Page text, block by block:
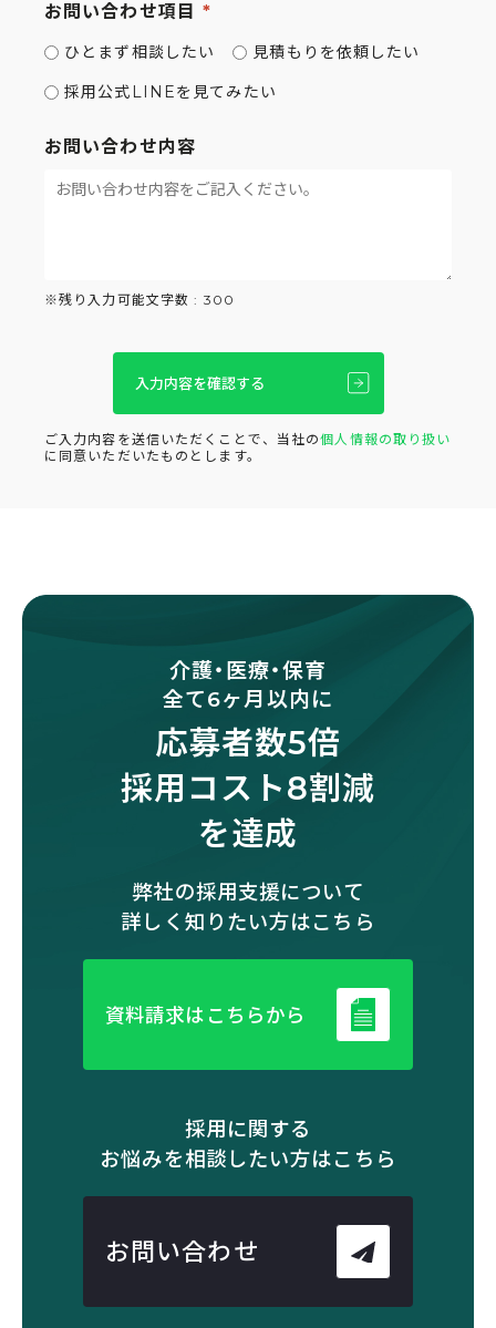
お問い合わせ項目
ひとまず相談したい
見積もりを依頼したい
採用公式LINEを見てみたい
お問い合わせ内容
※残り入力可能文字数 : 300
ご入力内容を送信いただくことで、当社の個人情報の取り扱い
に同意いただいたものとします。
介護・医療・保育
全て6ヶ月以内に
応募者数5倍
採用コスト8割減
を達成
弊社の採用支援について
詳しく知りたい方はこちら
資料請求はこちらから
採用に関する
お悩みを相談したい方はこちら
お問い合わせ